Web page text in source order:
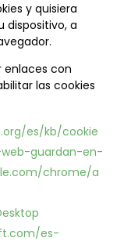
y quisiera
dispositivo, a
enlaces con
las cookies
es/kb/cookie
guardan-en-
chrome/a
es-